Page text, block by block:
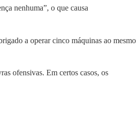
nenhuma”, o que causa
a operar cinco máquinas ao mesmo
ofensivas. Em certos casos, os